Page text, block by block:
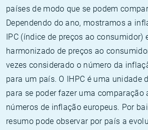
países de modo que se podem
Dependendo do ano, mostramos a
IPC (índice de preços ao consumidor)
harmonizado de preços ao
vezes considerado o número da
para um país. O IHPC é uma unidade
para se poder fazer uma comparação
números de inflação europeus. Por
resumo pode observar por país a